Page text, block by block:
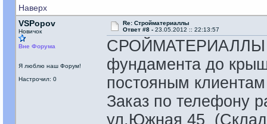
Наверх
VSPopov
Новичок
Вне Форума
Я люблю наш Форум!
Настрочил: 0
Re: Стройматериаллы
Ответ #8 - 23.05.2012 :: 22:13:57
СРОЙМАТЕРИАЛЛЫ
фундамента до
постояным
Заказ по телефону
ул.Южная 45